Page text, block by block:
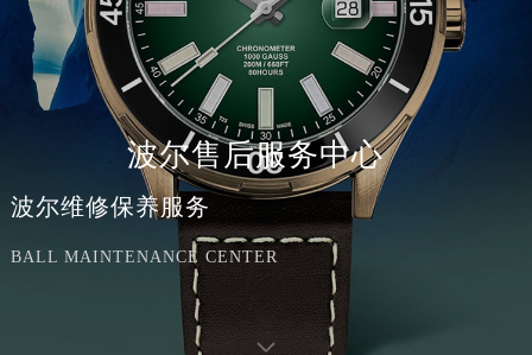
波尔售后服务中心
波尔维修保养服务
BALL MAINTENANCE CENTER
2026年8月波尔中国区售后服务网络优化升级公告